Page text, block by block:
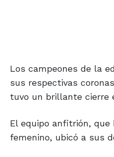
Los campeones de la
sus respectivas
tuvo un brillante cierre
El equipo anfitrión,
femenino, ubicó a sus